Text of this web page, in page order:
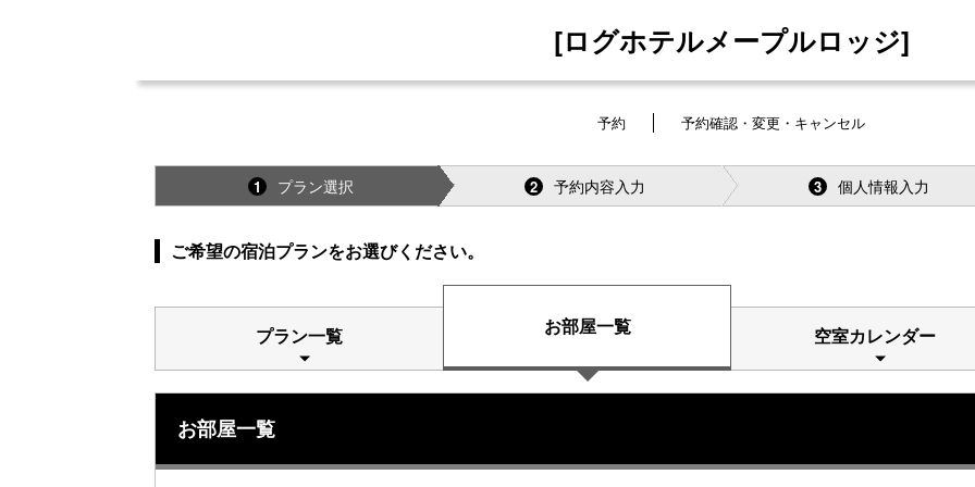
[ログホテルメープルロッジ]
予約 予約確認・変更・キャンセル
1 プラン選択 2 予約内容入力 3 個人情報入力
ご希望の宿泊プランをお選びください。
プラン一覧 お部屋一覧 空室カレンダー
お部屋一覧